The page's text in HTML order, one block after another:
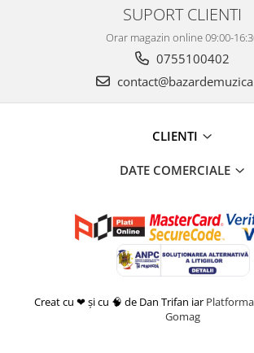
SUPORT CLIENTI
Orar magazin online 09:00-
0755100402
CLIENTI
DATE COMERCIALE
Creat cu ❤ și cu 🧠 de Dan Trifan iar
Gomag